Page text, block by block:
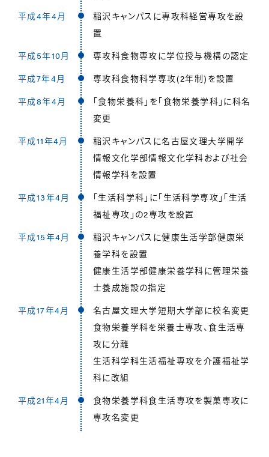
平成4年4月
稲沢キャンパスに専攻科経営専攻を設
置
平成5年10月
専攻科食物専攻に学位授与機構の認定
平成7年4月
専攻科食物科学専攻(2年制)を設置
平成8年4月
｢食物栄養科｣を｢食物栄養学科｣に科名
変更
平成11年4月
稲沢キャンパスに名古屋文理大学開学
情報文化学部情報文化学科および社会
情報学科を設置
平成13年4月
「生活科学科」に「生活科学専攻」「生活
福祉専攻」の2専攻を設置
平成15年4月
稲沢キャンパスに健康生活学部健康栄
養学科を設置
健康生活学部健康栄養学科に管理栄養
士養成施設の指定
平成17年4月
名古屋文理大学短期大学部に校名変更
食物栄養学科を栄養士専攻、食生活専
攻に分離
生活科学科生活福祉専攻を介護福祉学
科に改組
平成21年4月
食物栄養学科食生活専攻を製菓専攻に
専攻名変更